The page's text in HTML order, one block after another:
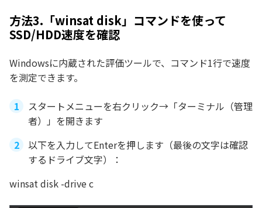
方法3.「winsat disk」コマンドを使って
SSD/HDD速度を確認
Windowsに内蔵された評価ツールで、コマンド1行で速度
を測定できます。
スタートメニューを右クリック→「ターミナル（管理
者）」を開きます
以下を入力してEnterを押します（最後の文字は確認
するドライブ文字）：
winsat disk -drive c